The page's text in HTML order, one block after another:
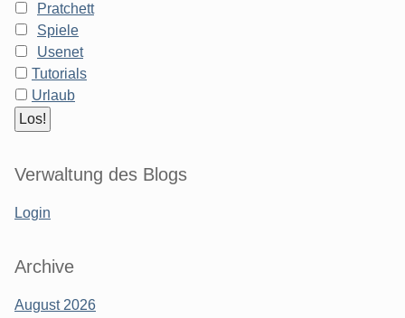
Pratchett
Spiele
Usenet
Tutorials
Urlaub
Verwaltung des Blogs
Login
Archive
August 2026